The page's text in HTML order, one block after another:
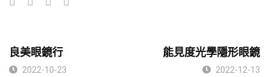
良美眼鏡行
2022-10-23
能見度光學隱形眼鏡
2022-12-13